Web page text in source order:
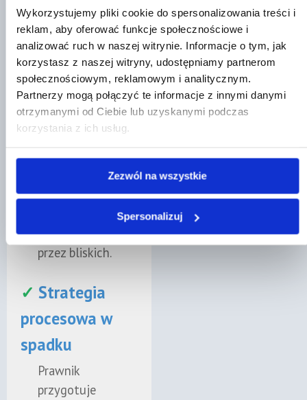
Wykorzystujemy pliki cookie do spersonalizowania treści i
reklam, aby oferować funkcje społecznościowe i
analizować ruch w naszej witrynie. Informacje o tym, jak
korzystasz z naszej witryny, udostępniamy partnerom
społecznościowym, reklamowym i analitycznym.
Partnerzy mogą połączyć te informacje z innymi danymi
otrzymanymi od Ciebie lub uzyskanymi podczas
korzystania z ich usług.
Zezwól na wszystkie
Spersonalizuj
✓Wsparcie w
sporze
rodzinnym
Otrzymasz pomoc
prawną w sporze
między
spadkobiercami,
gdy testament
budzi wątpliwości
kwestionowany
przez bliskich.
✓ Strategia
procesowa w
spadku
Prawnik
przygotuje
Znajdź
⭐⭐⭐⭐⭐
„Jestem bardzo
Poznaj naszych